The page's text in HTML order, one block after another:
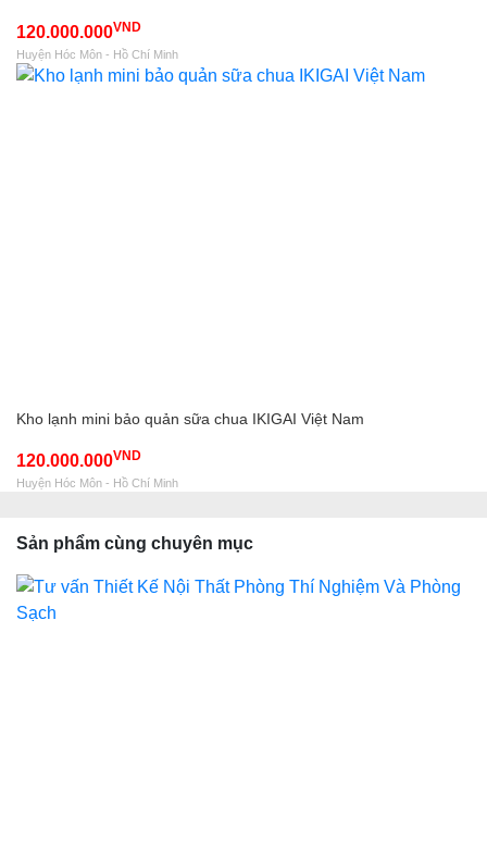
120.000.000VND
Huyện Hóc Môn - Hồ Chí Minh
Kho lạnh mini bảo quản sữa chua IKIGAI Việt Nam
120.000.000VND
Huyện Hóc Môn - Hồ Chí Minh
Sản phẩm cùng chuyên mục